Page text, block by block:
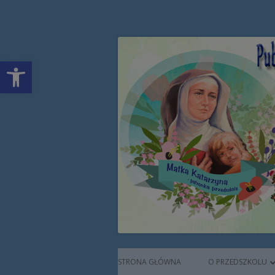
Open toolbar
Publiczne
Augustianek
Menu
STRONA GŁÓWNA O PRZEDSZKOLU